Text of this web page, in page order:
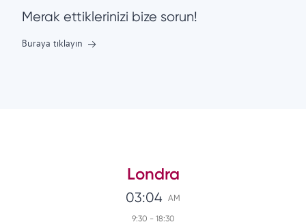
Merak ettiklerinizi bize sorun!
Buraya tıklayın
Londra
03:04 AM
9:30 - 18:30